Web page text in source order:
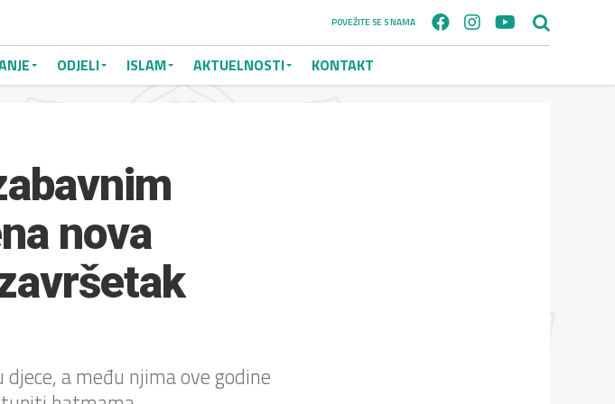
POVEŽITE SE S NAMA
ODJELI ISLAM AKTUELNOSTI KONTAKT
nova
a među njima ove godine